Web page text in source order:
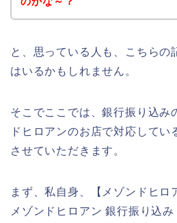
と、思っている人も、こちらの
はいるかもしれません。
そこでここでは、銀行振り込み
ドヒロアンのお店で対応してい
させていただきます。
まず、私自身、【メゾンドヒロ
メゾンドヒロアン 銀行振り込